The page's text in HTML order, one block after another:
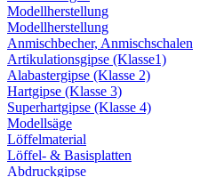
Modellherstellung
Modellherstellung
Anmischbecher, Anmischschalen
Artikulationsgipse (Klasse1)
Alabastergipse (Klasse 2)
Hartgipse (Klasse 3)
Superhartgipse (Klasse 4)
Modellsäge
Löffelmaterial
Löffel- & Basisplatten
Abdruckgipse